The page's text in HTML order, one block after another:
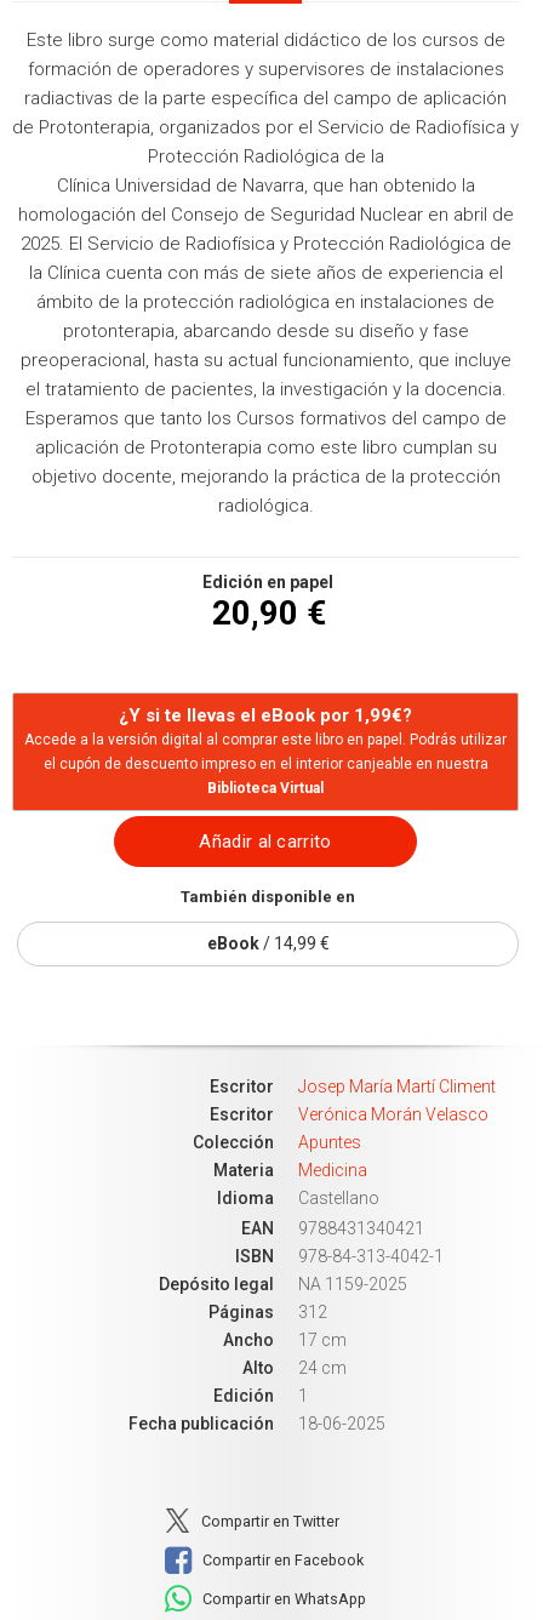
Este libro surge como material didáctico de los cursos de
formación de operadores y supervisores de instalaciones
radiactivas de la parte específica del campo de aplicación
de Protonterapia, organizados por el Servicio de Radiofísica y
Protección Radiológica de la
Clínica Universidad de Navarra, que han obtenido la
homologación del Consejo de Seguridad Nuclear en abril de
2025. El Servicio de Radiofísica y Protección Radiológica de
la Clínica cuenta con más de siete años de experiencia el
ámbito de la protección radiológica en instalaciones de
protonterapia, abarcando desde su diseño y fase
preoperacional, hasta su actual funcionamiento, que incluye
el tratamiento de pacientes, la investigación y la docencia.
Esperamos que tanto los Cursos formativos del campo de
aplicación de Protonterapia como este libro cumplan su
objetivo docente, mejorando la práctica de la protección
radiológica.
Edición en papel
20,90 €
¿Y si te llevas el eBook por 1,99€?
Accede a la versión digital al comprar este libro en papel. Podrás utilizar
el cupón de descuento impreso en el interior canjeable en nuestra
Biblioteca Virtual
Añadir al carrito
También disponible en
eBook/ 14,99 €
Escritor
Josep María Martí Climent
Escritor
Verónica Morán Velasco
Colección
Apuntes
Materia
Medicina
Idioma
Castellano
EAN
9788431340421
ISBN
978-84-313-4042-1
Depósito legal
NA 1159-2025
Páginas
312
Ancho
17 cm
Alto
24 cm
Edición
1
Fecha publicación
18-06-2025
Compartir en Twitter
Compartir en Facebook
Compartir en WhatsApp